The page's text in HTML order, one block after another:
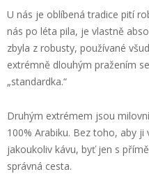
U nás je oblíbená tradice pití
nás po léta pila, je vlastně
zbyla z robusty, používané
extrémně dlouhým pražením
„standardka.“
Druhým extrémem jsou
100% Arabiku. Bez toho, aby
jakoukoliv kávu, byť jen s
správná cesta.